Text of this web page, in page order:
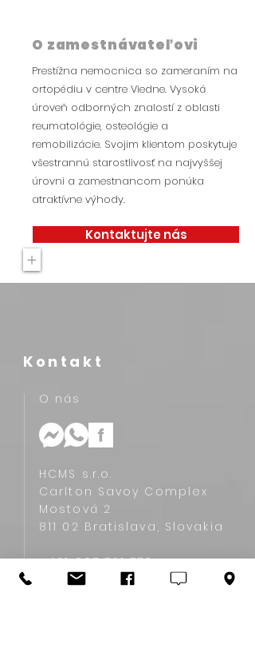
O zamestnávateľovi
Prestížna nemocnica so zameraním na
ortopédiu v centre Viedne. Vysoká
úroveň odborných znalostí z oblasti
reumatológie, osteológie a
remobilizácie. Svojim klientom poskytuje
všestrannú starostlivosť na najvyššej
úrovni a zamestnancom ponúka
atraktívne výhody.
Kontaktujte nás
+
Kontakt
O nás
HCMS s.r.o.
Carlton Savoy Complex
Mostová 2
811 02 Bratislava, Slovakia
+421 907 761 770‬
info@hcms.sk